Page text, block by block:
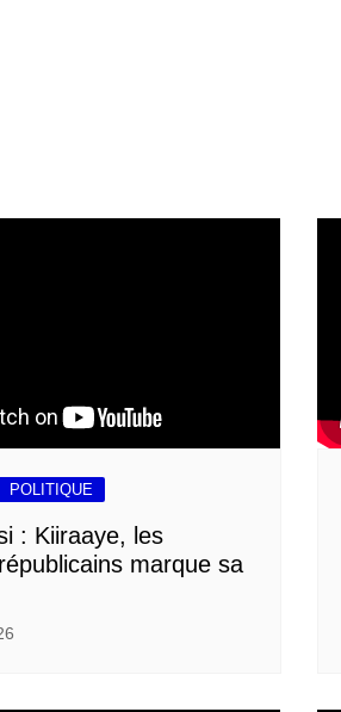
POLITIQUE
: Kiiraaye, les
marque sa